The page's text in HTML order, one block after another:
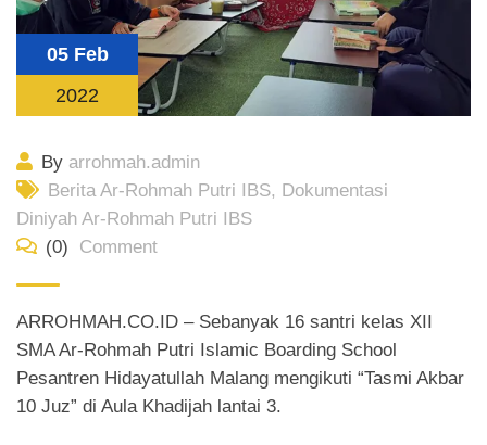
05 Feb
2022
By arrohmah.admin
Berita Ar-Rohmah Putri IBS, Dokumentasi
Diniyah Ar-Rohmah Putri IBS
(0)
Comment
ARROHMAH.CO.ID – Sebanyak 16 santri kelas XII
SMA Ar-Rohmah Putri Islamic Boarding School
Pesantren Hidayatullah Malang mengikuti “Tasmi Akbar
10 Juz” di Aula Khadijah lantai 3.